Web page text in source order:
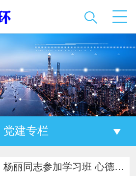
党建专栏
杨丽同志参加学习班 心德体会